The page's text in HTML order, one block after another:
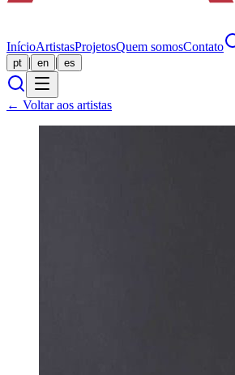
InícioArtistasProjetosQuem somosContato
pt | en | es
← Voltar aos artistas